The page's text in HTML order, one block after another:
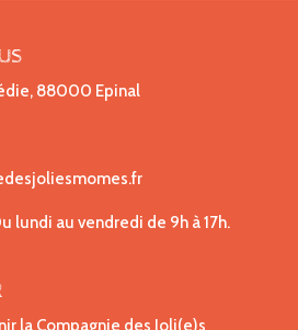
88000 Epinal
lundi au vendredi de 9h à 17h.
la Compagnie des Joli(e)s